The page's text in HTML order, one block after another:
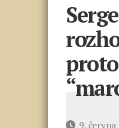
Datum9. června